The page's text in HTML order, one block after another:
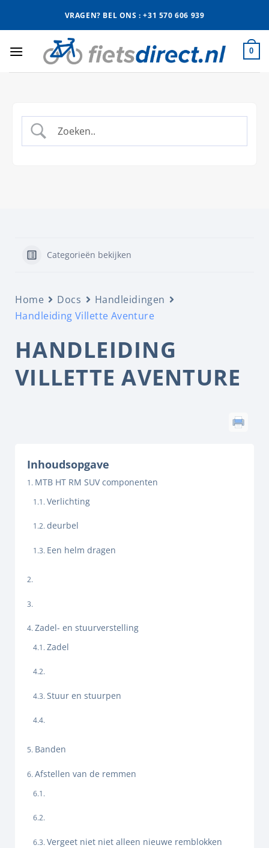
VRAGEN? BEL ONS : +31 570 606 939
0
Categorieën bekijken
Home Docs
Handleidingen
Handleiding Villette Aventure
HANDLEIDING
VILLETTE AVENTURE
Inhoudsopgave
MTB HT RM SUV componenten
Verlichting
deurbel
Een helm dragen
Zadel- en stuurverstelling
Zadel
Stuur en stuurpen
Banden
Afstellen van de remmen
Vergeet niet niet alleen nieuwe remblokken